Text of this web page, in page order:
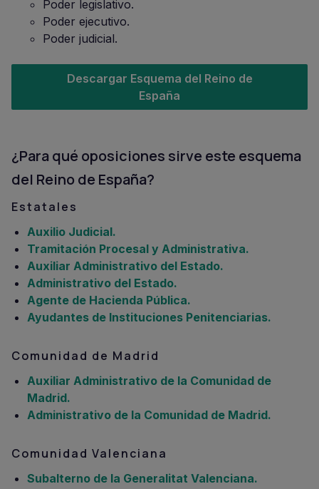
Poder legislativo.
Poder ejecutivo.
Poder judicial.
Descargar Esquema del Reino de
España
¿Para qué oposiciones sirve este esquema
del Reino de España?
Estatales
Auxilio Judicial.
Tramitación Procesal y Administrativa.
Auxiliar Administrativo del Estado.
Administrativo del Estado.
Agente de Hacienda Pública.
Ayudantes de Instituciones Penitenciarias.
Comunidad de Madrid
Auxiliar Administrativo de la Comunidad de
Madrid.
Administrativo de la Comunidad de Madrid.
Comunidad Valenciana
Subalterno de la Generalitat Valenciana.